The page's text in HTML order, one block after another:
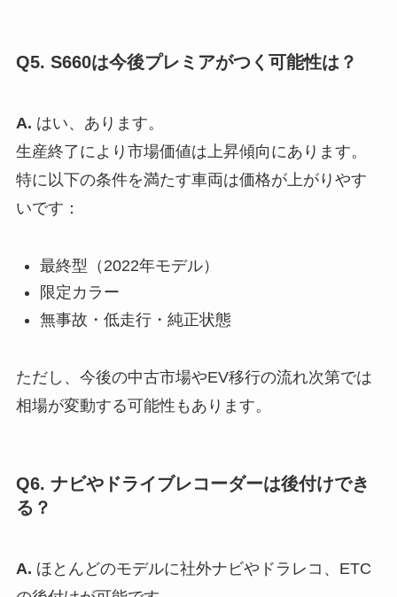
Q5. S660は今後プレミアがつく可能性は？
A. はい、あります。
生産終了により市場価値は上昇傾向にあります。
特に以下の条件を満たす車両は価格が上がりやす
いです：
最終型（2022年モデル）
限定カラー
無事故・低走行・純正状態
ただし、今後の中古市場やEV移行の流れ次第では
相場が変動する可能性もあります。
Q6. ナビやドライブレコーダーは後付けでき
る？
A. ほとんどのモデルに社外ナビやドラレコ、ETC